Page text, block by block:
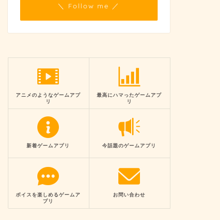
＼ Follow me ／
アニメのようなゲームアプ
リ
最高にハマったゲームアプ
リ
新着ゲームアプリ 今話題のゲームアプリ
ボイスを楽しめるゲームア
プリ
お問い合わせ